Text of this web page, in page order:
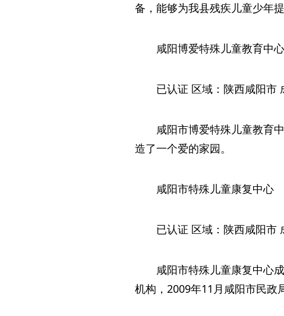
备，能够为我县残疾儿童少年
咸阳博爱特殊儿童教育中心
已认证 区域：陕西咸阳市
咸阳市博爱特殊儿童教育
造了一个爱的家园。
咸阳市特殊儿童康复中心
已认证 区域：陕西咸阳市
咸阳市特殊儿童康复中心
机构，2009年11月咸阳市民政